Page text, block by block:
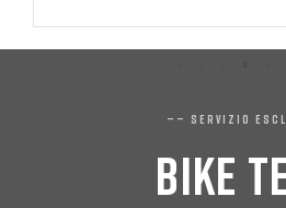
—— SERVIZIO
BIKE